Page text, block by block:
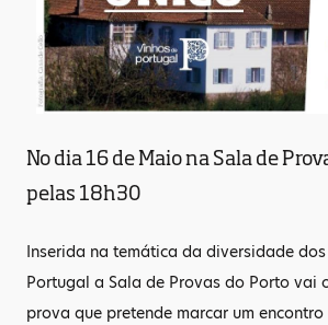
No dia 16 de Maio na Sala de
pelas 18h30
Inserida na temática da diversidade
Portugal a Sala de Provas do Porto vai
prova que pretende marcar um